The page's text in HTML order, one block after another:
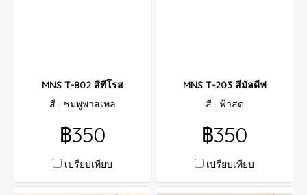
MNS T-802 สีทีโรส
สี : ชมพูพาสเทล
฿350
เปรียบเทียบ
MNS T-203 สีมัลดีฟ
สี : ฟ้าสด
฿350
เปรียบเทียบ